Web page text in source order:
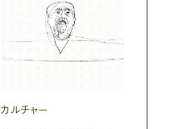
カルチャー